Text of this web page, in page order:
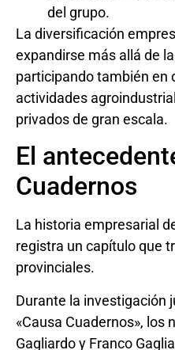
del grupo.
La diversificación
expandirse más allá de
participando también en
actividades
privados de gran escala.
El
Cuadernos
La historia empresarial
registra un capítulo que
provinciales.
Durante la investigación
«Causa Cuadernos», los
Gagliardo y Franco